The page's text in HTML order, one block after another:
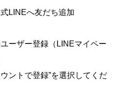
LINEへ友だち追加
ーザー登録（LINEマイペー
ントで登録”を選択してくだ